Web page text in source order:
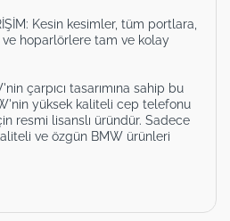
Kesin kesimler, tüm portlara,
hoparlörlere tam ve kolay
çarpıcı tasarımına sahip bu
yüksek kaliteli cep telefonu
resmi lisanslı üründür. Sadece
ve özgün BMW ürünleri